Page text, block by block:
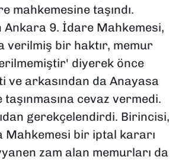
mahkemesine taşındı.
Ankara 9. İdare Mahkemesi,
verilmiş bir haktır, memur
diyerek önce
ve arkasından da Anayasa
cevaz vermedi.
gerekçelendirdi. Birincisi,
Mahkemesi bir iptal kararı
zam alan memurları da